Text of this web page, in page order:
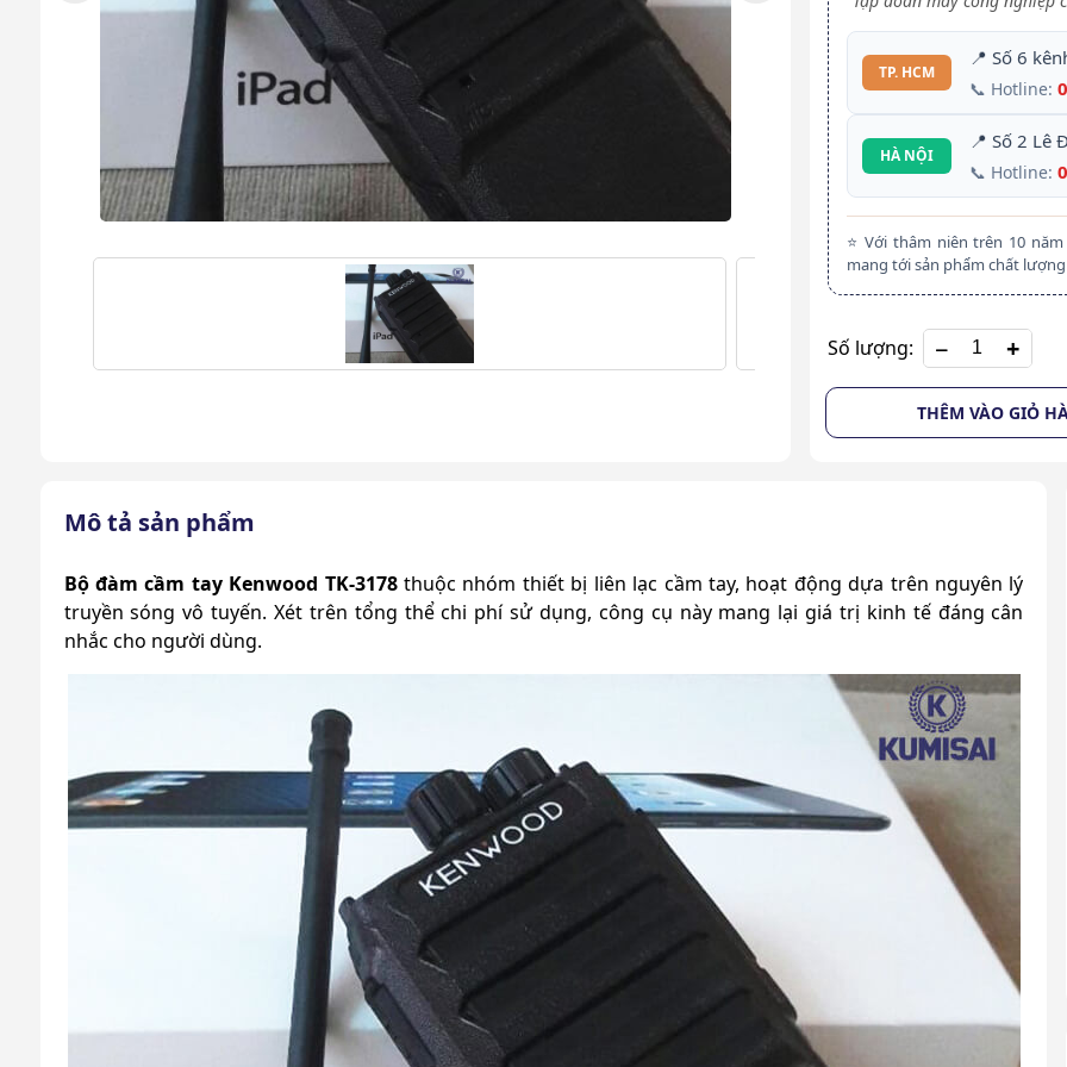
TP. HCM
📍 Số 6
📞 Hotline:
HÀ NỘI
📍 Số 2 Lê
📞 Hotline:
⭐ Với thâm niên trên 10
mang tới sản phẩm chất
Số lượng: +
THÊM VÀO GIỎ
Mô tả sản phẩm
Bộ đàm cầm tay Kenwood TK-3178thuộc nhóm thiết bị liên lạc cầm tay, hoạt động dựa trên nguyên lý
truyền sóng vô tuyến. Xét trên tổng thể chi phí sử dụng, công cụ này mang lại giá trị kinh tế đáng cân
nhắc cho người dùng.